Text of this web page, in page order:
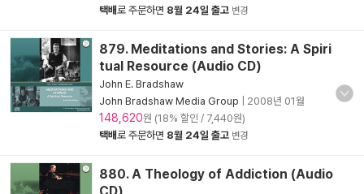
택배로 주문하면 8월 24일 출고 변경
879. Meditations and Stories: A Spiri
tual Resource (Audio CD)
John E. Bradshaw
John Bradshaw Media Group
2008년 01월
148,620원 (18% 할인 / 7,440원)
택배로 주문하면 8월 24일 출고 변경
880. A Theology of Addiction (Audio